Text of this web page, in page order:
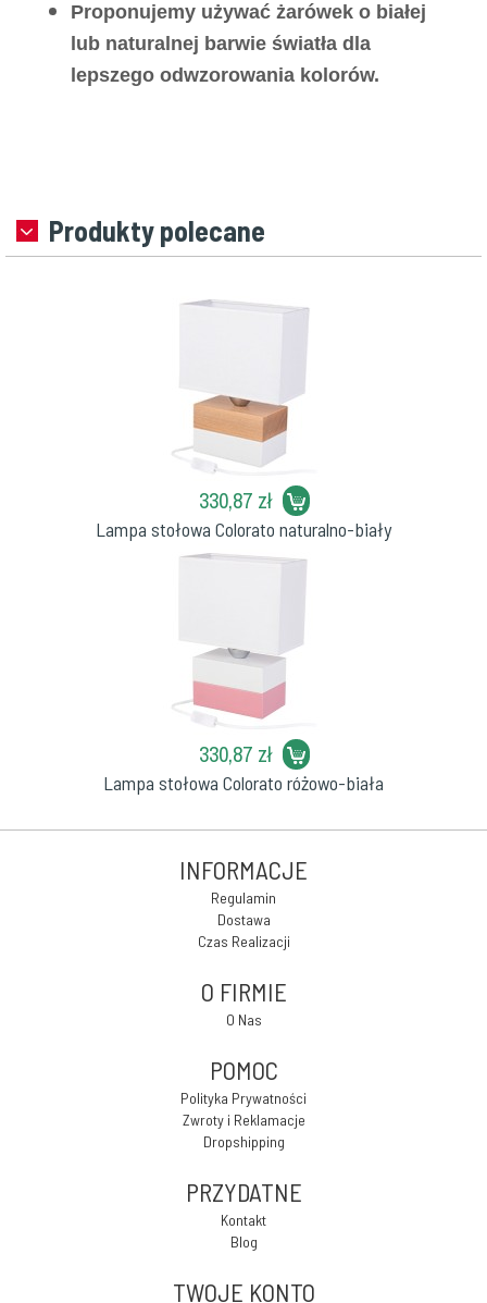
Proponujemy używać żarówek o białej
lub naturalnej barwie światła dla
lepszego odwzorowania kolorów.
Produkty polecane
330,87 zł
Lampa stołowa Colorato naturalno-biały
330,87 zł
Lampa stołowa Colorato różowo-biała
INFORMACJE
Regulamin
Dostawa
Czas Realizacji
O FIRMIE
O Nas
POMOC
Polityka Prywatności
Zwroty i Reklamacje
Dropshipping
PRZYDATNE
Kontakt
Blog
TWOJE KONTO